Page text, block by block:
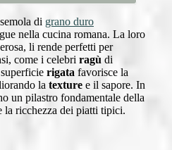
di grano duro
nella cucina romana. La loro
li rende perfetti per
come i celebri ragù di
rigata favorisce la
la texture e il sapore. In
un pilastro fondamentale della
la ricchezza dei piatti tipici.